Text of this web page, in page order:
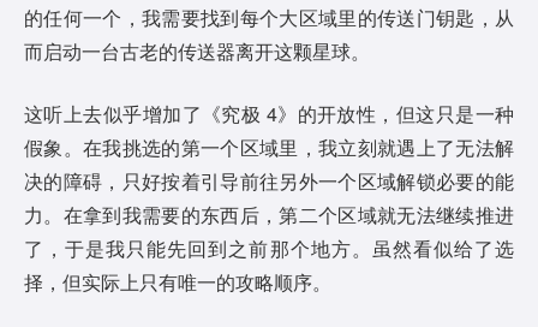
的任何一个，我需要找到每个大区域里的传送门钥匙，从
而启动一台古老的传送器离开这颗星球。
这听上去似乎增加了《究极 4》的开放性，但这只是一种
假象。在我挑选的第一个区域里，我立刻就遇上了无法解
决的障碍，只好按着引导前往另外一个区域解锁必要的能
力。在拿到我需要的东西后，第二个区域就无法继续推进
了，于是我只能先回到之前那个地方。虽然看似给了选
择，但实际上只有唯一的攻略顺序。